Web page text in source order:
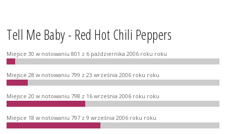
Tell Me Baby - Red Hot Chili Peppers
Miejsce 30 w notowaniu 801 z 6 października 2006 roku roku
Miejsce 28 w notowaniu 799 z 23 września 2006 roku roku
Miejsce 20 w notowaniu 798 z 16 września 2006 roku roku
Miejsce 18 w notowaniu 797 z 9 września 2006 roku roku